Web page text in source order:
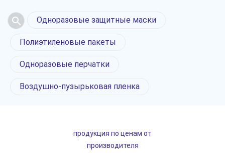
Одноразовые защитные маски
Полиэтиленовые пакеты
Одноразовые перчатки
Воздушно-пузырьковая пленка
продукция по ценам от
производителя